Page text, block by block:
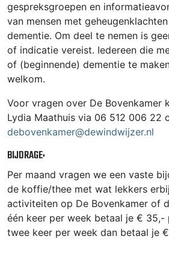
gespreksgroepen en
van mensen met
dementie. Om deel te nemen is
of indicatie vereist. Iedereen die
of (beginnende) dementie te
welkom.
Voor vragen over De Bovenkamer
Lydia Maathuis via 06 512 006 22
debovenkamer@dewindwijzer.nl
BIJDRAGE:
Per maand vragen we een vaste
de koffie/thee met wat lekkers
activiteiten op De Bovenkamer of
één keer per week betaal je € 35,-
twee keer per week dan betaal je